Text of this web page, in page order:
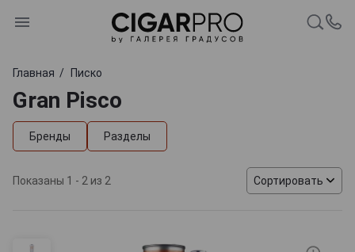
Главная Писко
Gran Pisco
Бренды Разделы
Показаны 1 - 2 из 2 Сортировать